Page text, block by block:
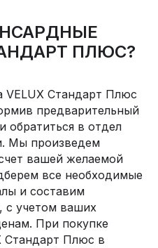
ПЛЮС?
VELUX Стандарт Плюс
предварительный
обратиться в отдел
Мы произведем
вашей желаемой
все необходимые
и составим
с учетом ваших
При покупке
Стандарт Плюс в